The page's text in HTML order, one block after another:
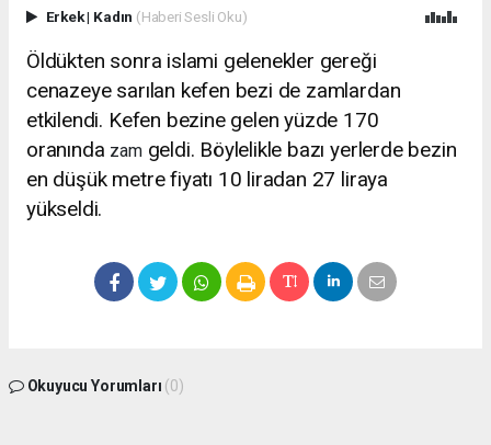
Erkek| Kadın (Haberi Sesli Oku)
Öldükten sonra islami gelenekler gereği
cenazeye sarılan kefen bezi de zamlardan
etkilendi. Kefen bezine gelen yüzde 170
oranında zamgeldi. Böylelikle bazı yerlerde bezin
en düşük metre fiyatı 10 liradan 27 liraya
yükseldi.
Okuyucu Yorumları (0)